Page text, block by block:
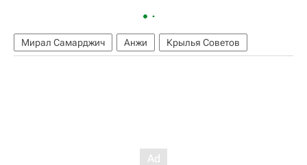
Мирал Самарджич Анжи Крылья Советов